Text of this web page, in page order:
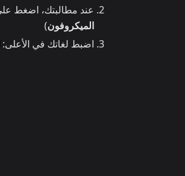
عند مطالبتك، اضغط
الميكروفون)
اضبط لغاتك في الأعلى: